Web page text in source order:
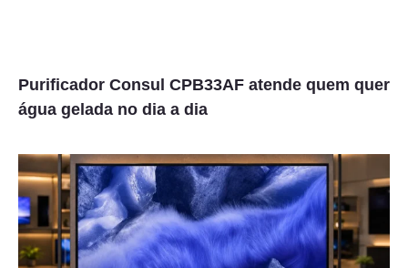
Purificador Consul CPB33AF atende quem quer
água gelada no dia a dia